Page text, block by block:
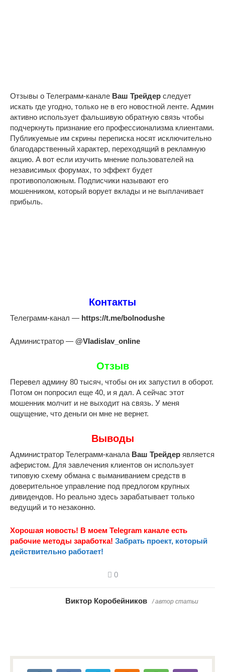
Отзывы о Телеграмм-канале Ваш Трейдер следует
искать где угодно, только не в его новостной ленте. Админ
активно использует фальшивую обратную связь чтобы
подчеркнуть признание его профессионализма клиентами.
Публикуемые им скрины переписка носят исключительно
благодарственный характер, переходящий в рекламную
акцию. А вот если изучить мнение пользователей на
независимых форумах, то эффект будет
противоположным. Подписчики называют его
мошенником, который ворует вклады и не выплачивает
прибыль.
Контакты
Телеграмм-канал — https://t.me/bolnodushe
Администратор — @VladisIav_onIine
Отзыв
Перевел админу 80 тысяч, чтобы он их запустил в оборот.
Потом он попросил еще 40, и я дал. А сейчас этот
мошенник молчит и не выходит на связь. У меня
ощущение, что деньги он мне не вернет.
Выводы
Администратор Телеграмм-канала Ваш Трейдер является
аферистом. Для завлечения клиентов он использует
типовую схему обмана с выманиванием средств в
доверительное управление под предлогом крупных
дивидендов. Но реально здесь зарабатывает только
ведущий и то незаконно.
Хорошая новость! В моем Telegram канале есть
рабочие методы заработка! Забрать проект, который
действительно работает!
0
Виктор Коробейников / автор статьи